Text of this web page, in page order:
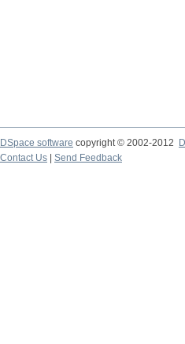
DSpace software copyright © 2002-2012
Contact Us
Send Feedback